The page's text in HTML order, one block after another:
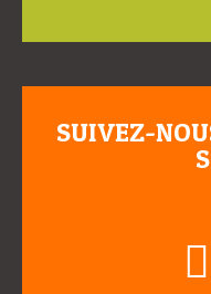
SUIVEZ-